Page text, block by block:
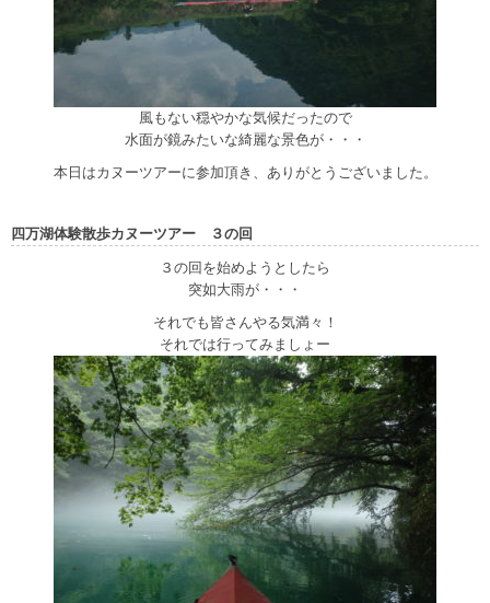
風もない穏やかな気候だったので
水面が鏡みたいな綺麗な景色が・・・
本日はカヌーツアーに参加頂き、ありがとうございました。
四万湖体験散歩カヌーツアー ３の回
３の回を始めようとしたら
突如大雨が・・・
それでも皆さんやる気満々！
それでは行ってみましょー